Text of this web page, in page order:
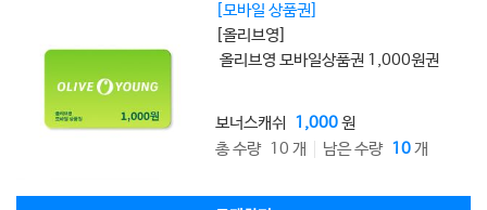
[모바일 상품권]
[올리브영]
올리브영 모바일상품권 1,000원권
보너스캐쉬 1,000원
총 수량 10 개
남은 수량 10개